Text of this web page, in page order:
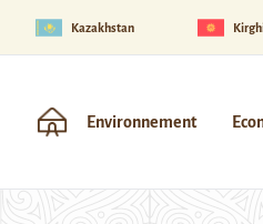
Kazakhstan
Environnement